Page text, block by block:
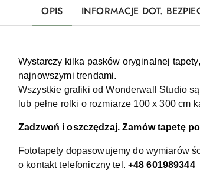
OPIS INFORMACJE DOT.
Wystarczy kilka pasków oryginalnej
najnowszymi trendami.
Wszystkie grafiki od Wonderwall Studio
lub pełne rolki o rozmiarze 100 x 300 cm
Zadzwoń i oszczędzaj. Zamów tapetę
Fototapety dopasowujemy do wymiarów
o kontakt telefonicznytel. +48 601989344